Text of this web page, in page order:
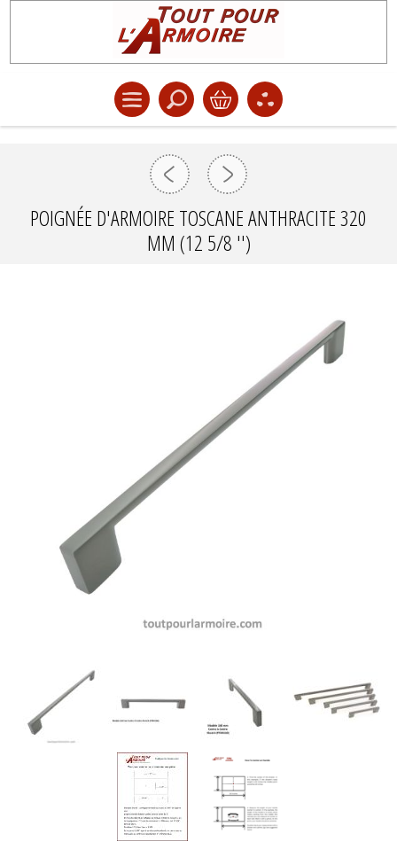
POIGNÉE D'ARMOIRE TOSCANE ANTHRACITE 320
MM (12 5/8 '')